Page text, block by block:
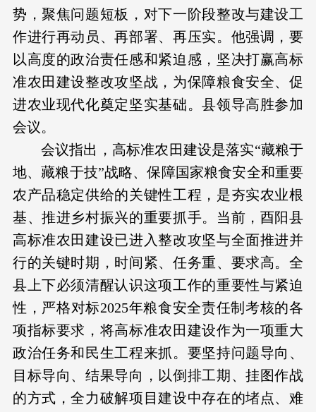
势，聚焦问题短板，对下一阶段整改与建设工
作进行再动员、再部署、再压实。他强调，要
以高度的政治责任感和紧迫感，坚决打赢高标
准农田建设整改攻坚战，为保障粮食安全、促
进农业现代化奠定坚实基础。县领导高胜参加
会议。
会议指出，高标准农田建设是落实“藏粮于
地、藏粮于技”战略、保障国家粮食安全和重要
农产品稳定供给的关键性工程，是夯实农业根
基、推进乡村振兴的重要抓手。当前，酉阳县
高标准农田建设已进入整改攻坚与全面推进并
行的关键时期，时间紧、任务重、要求高。全
县上下必须清醒认识这项工作的重要性与紧迫
性，严格对标2025年粮食安全责任制考核的各
项指标要求，将高标准农田建设作为一项重大
政治任务和民生工程来抓。要坚持问题导向、
目标导向、结果导向，以倒排工期、挂图作战
的方式，全力破解项目建设中存在的堵点、难